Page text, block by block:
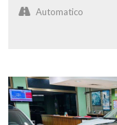
Automatico